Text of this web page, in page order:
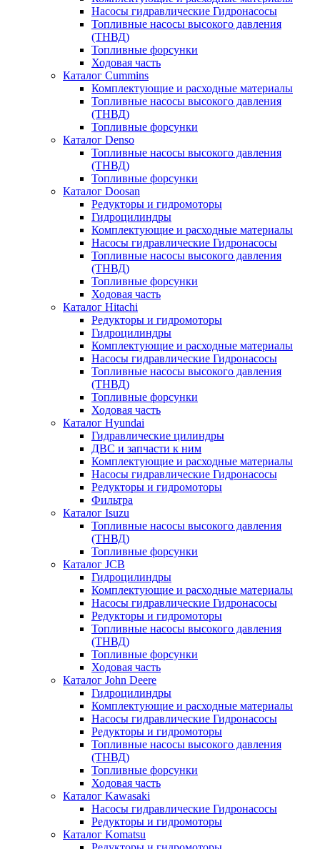
Насосы гидравлические Гидронасосы
Топливные насосы высокого давления
(ТНВД)
Топливные форсунки
Ходовая часть
Каталог Cummins
Комплектующие и расходные материалы
Топливные насосы высокого давления
(ТНВД)
Топливные форсунки
Каталог Denso
Топливные насосы высокого давления
(ТНВД)
Топливные форсунки
Каталог Doosan
Редукторы и гидромоторы
Гидроцилиндры
Комплектующие и расходные материалы
Насосы гидравлические Гидронасосы
Топливные насосы высокого давления
(ТНВД)
Топливные форсунки
Ходовая часть
Каталог Hitachi
Редукторы и гидромоторы
Гидроцилиндры
Комплектующие и расходные материалы
Насосы гидравлические Гидронасосы
Топливные насосы высокого давления
(ТНВД)
Топливные форсунки
Ходовая часть
Каталог Hyundai
Гидравлические цилиндры
ДВС и запчасти к ним
Комплектующие и расходные материалы
Насосы гидравлические Гидронасосы
Редукторы и гидромоторы
Фильтра
Каталог Isuzu
Топливные насосы высокого давления
(ТНВД)
Топливные форсунки
Каталог JCB
Гидроцилиндры
Комплектующие и расходные материалы
Насосы гидравлические Гидронасосы
Редукторы и гидромоторы
Топливные насосы высокого давления
(ТНВД)
Топливные форсунки
Ходовая часть
Каталог John Deere
Гидроцилиндры
Комплектующие и расходные материалы
Насосы гидравлические Гидронасосы
Редукторы и гидромоторы
Топливные насосы высокого давления
(ТНВД)
Топливные форсунки
Ходовая часть
Каталог Kawasaki
Насосы гидравлические Гидронасосы
Редукторы и гидромоторы
Каталог Komatsu